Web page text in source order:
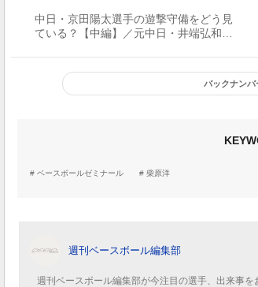
中日・京田陽太選手の遊撃守備をどう見
ている？【中編】／元中日・井端弘和に
バックナンバ
ベースボールゼミナール 柴原洋
週刊ベースボール編集部
週刊ベースボール編集部が今注目の選手、出来事を